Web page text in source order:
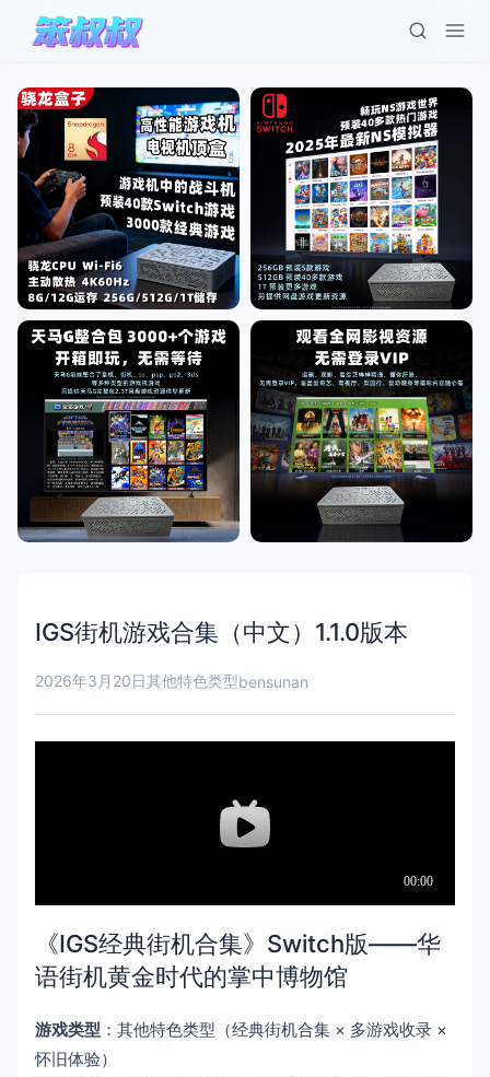
IGS街机游戏合集（中文）1.1.0版本
2026年3月20日其他特色类型bensunan
《IGS经典街机合集》Switch版——华
语街机黄金时代的掌中博物馆
游戏类型 ：其他特色类型（经典街机合集 × 多游戏收录 ×
怀旧体验）